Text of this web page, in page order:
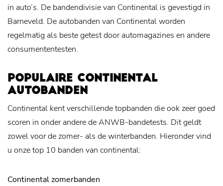
in auto’s. De bandendivisie van Continental is gevestigd in
Barneveld. De autobanden van Continental worden
regelmatig als beste getest door automagazines en andere
consumententesten.
POPULAIRE CONTINENTAL
AUTOBANDEN
Continental kent verschillende topbanden die ook zeer goed
scoren in onder andere de ANWB-bandetests. Dit geldt
zowel voor de zomer- als de winterbanden. Hieronder vind
u onze top 10 banden van continental:
Continental zomerbanden